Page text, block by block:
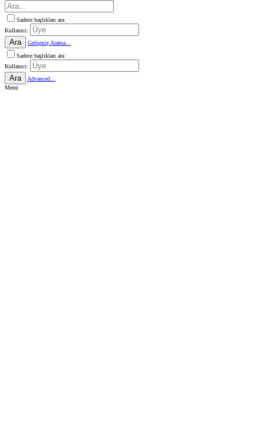
Sadece başlıkları ara
Kullanıcı:
Ara
Gelişmiş Arama...
Sadece başlıkları ara
Kullanıcı:
Ara
Advanced...
Menü